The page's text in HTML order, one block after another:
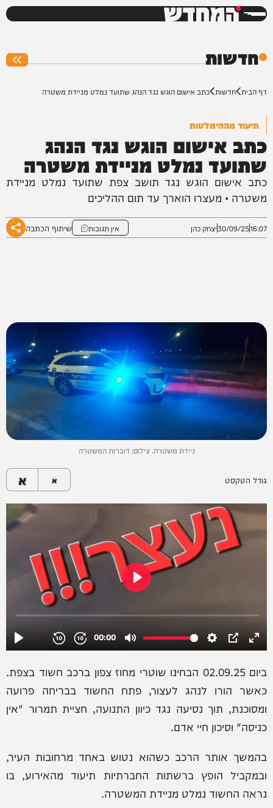
המחדש
חדשות
דף הבית חדשות כתב אישום הוגש נגד הנהג שתועד נמלט מניידת משטרה
תיעוד מההימלטות
כתב אישום הוגש נגד הנהג
שתועד נמלט מניידת משטרה
כתב אישום הוגש נגד תושב צפת שתועד נמלט מניידת
משטרה • מעצרו הוארך עד תום ההליכים
16:07
30/09/25יצחק כהן אין תגובות שיתוף הכתבה
ניידת משטרה. צילום: דוברות המשטרה
גודל הטקסט א א
ביום 02.09.25 הבחינו שוטרי מחוז צפון ברכב חשוד בצפת.
כאשר הורו לנהג לעצור, פתח החשוד בבריחה פרועה
ומסוכנת, תוך נסיעה נגד כיוון התנועה, חציית תמרור "אין
כניסה" וסיכון חיי אדם.
בהמשך אותר הרכב כשהוא נטוש באחד מרחובות העיר,
ובמקביל הופץ ברשתות החברתיות תיעוד מהאירוע, בו
נראה החשוד נמלט מניידת המשטרה.